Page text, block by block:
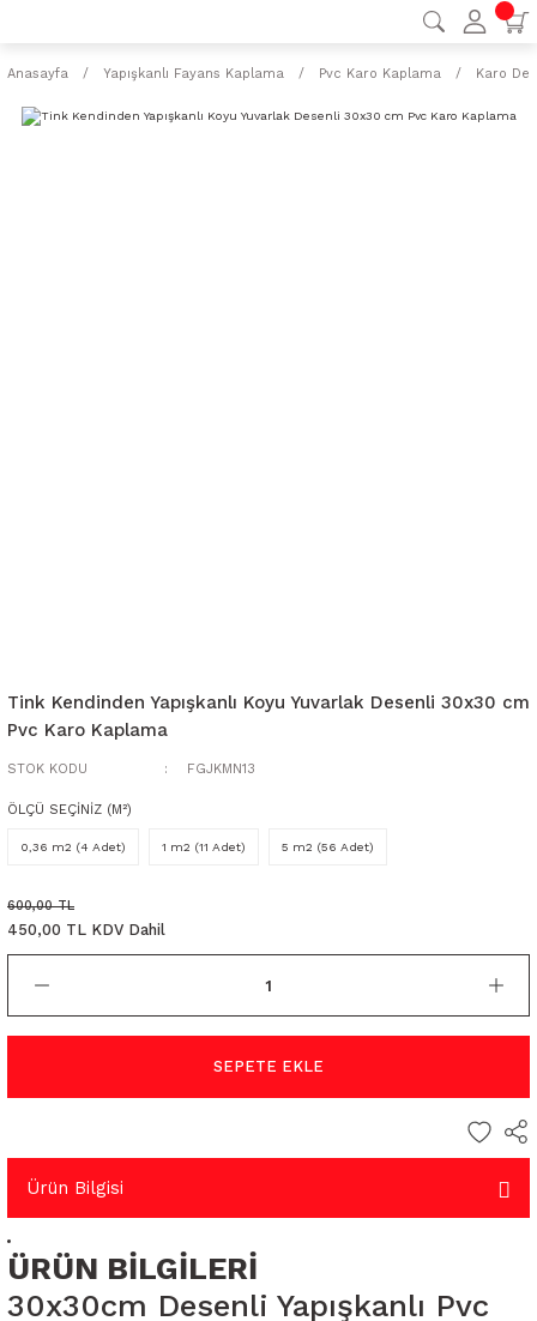
Anasayfa Yapışkanlı Fayans Kaplama Pvc Karo Kaplama Karo
Tink Kendinden Yapışkanlı Koyu Yuvarlak Desenli 30x30 cm
Pvc Karo Kaplama
STOK KODU FGJKMN13
ÖLÇÜ SEÇİNİZ (M²)
0,36 m2 (4 Adet) 1 m2 (11 Adet) 5 m2 (56 Adet)
600,00 TL
450,00 TL KDV Dahil
SEPETE EKLE
Ürün Bilgisi
ÜRÜN BİLGİLERİ
30x30cm Desenli Yapışkanlı Pvc